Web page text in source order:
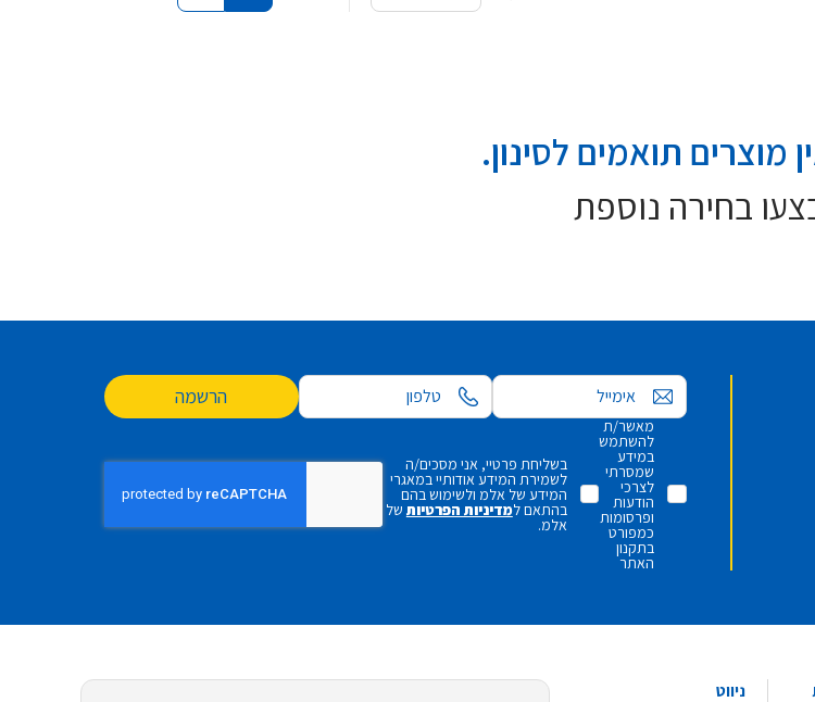
מוצרים תואמים לסינון.
בחירה נוספת
אימייל הרשמה
מאשר/ת
להשתמש
במידע
שמסרתי
לצרכי
הודעות
ופרסומות
כמפורט
בתקנון
האתר
בשליחת פרטיי, אני מסכים/ה
לשמירת המידע אודותיי במאגרי
המידע של אלמ ולשימוש בהם
בהתאם למדיניות הפרטיות של
אלמ.
ניווט